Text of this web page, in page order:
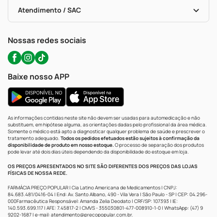
Políticas De Marketplace
Portal Da Privacidade
Atendimento / SAC
WhatsApp (47) 9202-1687
Nossas redes sociais
Baixe nosso APP
As informações contidas neste site não devem ser usadas para automedicação e não
substituem, em hipótese alguma, as orientações dadas pelo profissional da área médica.
Somente o médico está apto a diagnosticar qualquer problema de saúde e prescrever o
tratamento adequado. Todos os pedidos efetuados estão sujeitos à confirmação da
disponibilidade de produto em nosso estoque.O processo de separação dos produtos
pode levar até dois dias úteis dependendo da disponibilidade do estoque em loja.
OS PREÇOS APRESENTADOS NO SITE SÃO DIFERENTES DOS PREÇOS DAS LOJAS
FÍSICAS DE NOSSA REDE.
FARMÁCIA PREÇO POPULAR | Cia Latino Americana de Medicamentos | CNPJ:
84.683.481/0416-04 | End: Av. Santo Albano, 490 - Vila Vera | São Paulo - SP | CEP: 04.296-
000Farmacêutica Responsável: Amanda Zelia Deodato | CRF/SP: 107393 | IE:
140.593.699.117 | AFE: 7.45817-2 | CMVS - 355030801-477-008910-1-0 | WhatsApp: (47) 9
9202-1687 | e-mail: atendimento@precopopular.com.br.